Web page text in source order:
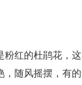
红的杜鹃花，
随风摇摆，有的